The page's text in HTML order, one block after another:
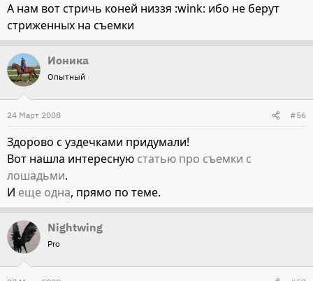
А нам вот стричь коней низзя :wink: ибо не берут
стриженных на съемки
Ионика
Опытный
24 Март 2008 #56
Здорово с уздечками придумали!
Вот нашла интересную статью про съемки с
лошадьми.
И еще одна, прямо по теме.
Nightwing
Pro